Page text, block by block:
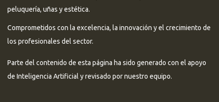
peluquería, uñas y estética.
Comprometidos con la excelencia, la innovación y el crecimiento de
los profesionales del sector.
Parte del contenido de esta página ha sido generado con el apoyo
de Inteligencia Artificial y revisado por nuestro equipo.